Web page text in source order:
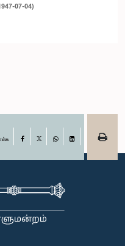
07-04)
Facebook